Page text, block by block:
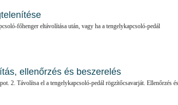
főhenger eltávolítása után, vagy ha a tengelykapcsoló-pedál
ellenőrzés és beszerelés
2. Távolítsa el a tengelykapcsoló-pedál rögzítőcsavarját. Ellenőrzés és